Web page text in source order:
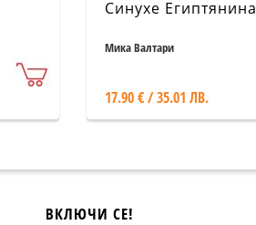
Синухе Египтянина
Мика Валтари
17.90 € / 35.01 ЛВ.
ВКЛЮЧИ СЕ!